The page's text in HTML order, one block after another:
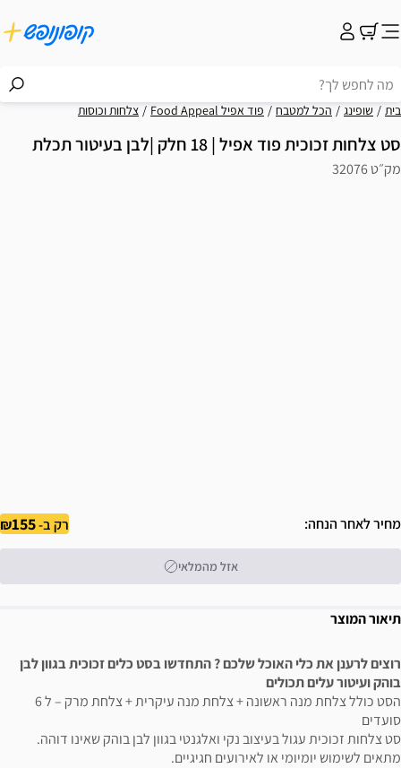
בית שופינג הכל למטבח פוד אפיל Food Appeal צלחות וכוסות
סט צלחות זכוכית פוד אפיל | 18 חלק |לבן בעיטור תכלת
מק״ט 32076
מחיר לאחר הנחה רק ב-155
אזל מהמלאי
תיאור המוצר
רוצים לרענן את כלי האוכל שלכם ? התחדשו בסט כלים זכוכית בגוון לבן
בוהק ועיטור עלים תכולים
הסט כולל צלחת מנה ראשונה + צלחת מנה עיקרית + צלחת מרק – ל 6
סועדים
סט צלחות זכוכית עגול בעיצוב נקי ואלגנטי בגוון לבן בוהק שאינו דוהה.
מתאים לשימוש יומיומי או לאירועים חגיגיים.